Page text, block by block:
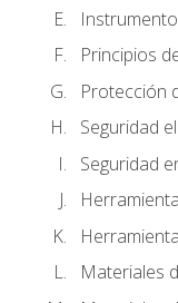
Principios
Protección
Seguridad
Seguridad
Materiales